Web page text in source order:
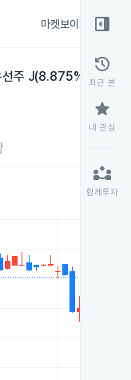
마켓보이스
선주 J(8.875% 누적 상
right_panel_open
history
최근 본
star
내 관심
partner_exchange
함께투자